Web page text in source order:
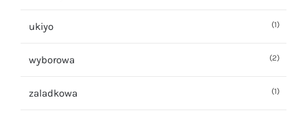
ukiyo (1)
wyborowa (2)
zaladkowa (1)